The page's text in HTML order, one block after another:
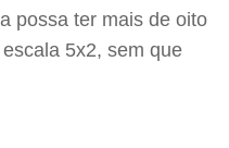
possa ter mais de oito
5x2, sem que